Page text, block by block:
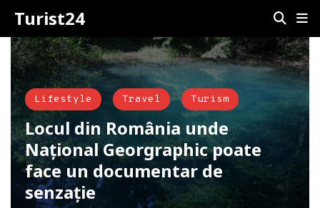
Turist24
Lifestyle Travel Turism
Locul din România unde
Național Georgraphic poate
face un documentar de
senzație